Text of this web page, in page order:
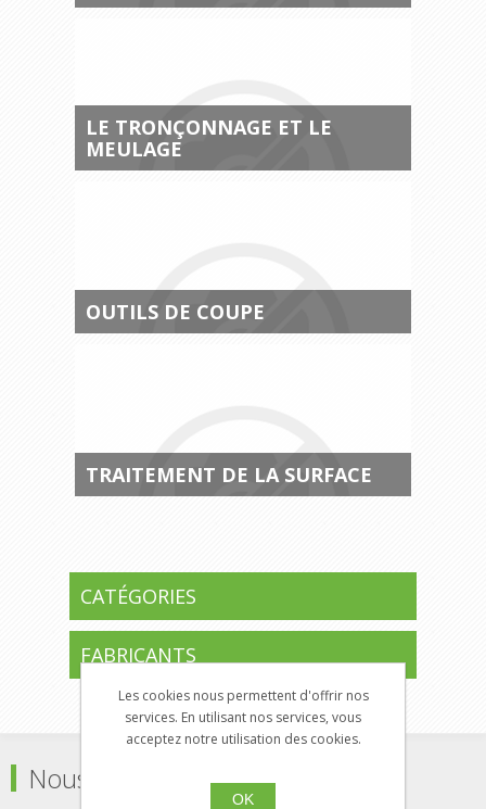
LE TRONÇONNAGE ET LE
MEULAGE
OUTILS DE COUPE
TRAITEMENT DE LA SURFACE
CATÉGORIES
FABRICANTS
Nous Contacter
Les cookies nous permettent d'offrir nos
services. En utilisant nos services, vous
acceptez notre utilisation des cookies.
OK